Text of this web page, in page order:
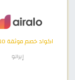
اكواد خصم موثقة 10–15%
إيرالو